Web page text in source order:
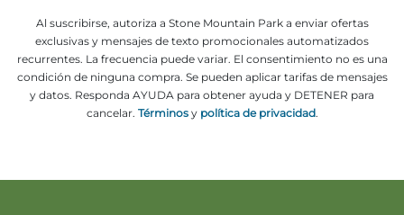
Al suscribirse, autoriza a Stone Mountain Park a enviar ofertas
exclusivas y mensajes de texto promocionales automatizados
recurrentes. La frecuencia puede variar. El consentimiento no es una
condición de ninguna compra. Se pueden aplicar tarifas de mensajes
y datos. Responda AYUDA para obtener ayuda y DETENER para
cancelar. Términosy política de privacidad.